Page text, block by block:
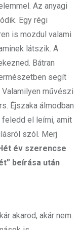
Az anyagi
Egy régi
is mozdul valami
látszik. A
Bátran
segít
művészi
Éjszaka álmodban
el leírni, amit
szól. Merj
év szerencse
beírása után
akarod, akár nem.